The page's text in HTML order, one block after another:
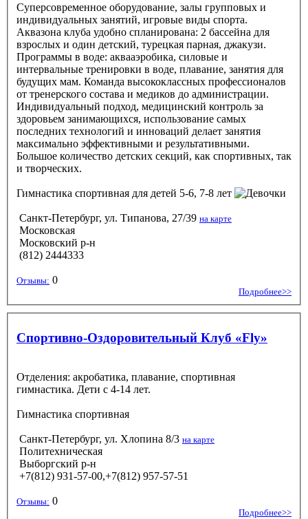
Суперсовременное оборудование, залы групповых и
индивидуальных занятий, игровые виды спорта.
Аквазона клуба удобно спланирована: 2 бассейна для
взрослых и один детский, турецкая парная, джакузи.
Программы в воде: аквааэробика, силовые и
интервальные тренировки в воде, плавание, занятия для
будущих мам. Команда высококлассных профессионалов
от тренерского состава и медиков до администрации.
Индивидуальный подход, медицинский контроль за
здоровьем занимающихся, использование самых
последних технологий и инноваций делает занятия
максимально эффективными и результативными.
Большое количество детских секций, как спортивных, так
и творческих.
Гимнастика спортивная для детей 5-6, 7-8 лет
Санкт-Петербург, ул. Типанова, 27/39 на карте
Московская
Московский р-н
(812) 2444333
Отзывы: 0
Подробнее>>
Спортивно-Оздоровительный Клуб «Fly»
Отделения: акробатика, плавание, спортивная
гимнастика. Дети с 4-14 лет.
Гимнастика спортивная
Санкт-Петербург, ул. Хлопина 8/3 на карте
Политехническая
Выборгский р-н
+7(812) 931-57-00,+7(812) 957-57-51
Отзывы: 0
Подробнее>>